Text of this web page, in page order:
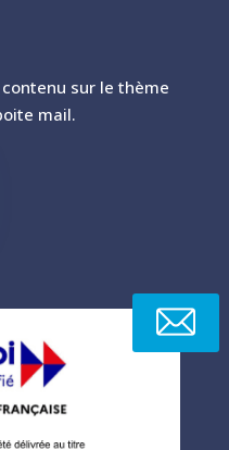
sur le thème
mail.